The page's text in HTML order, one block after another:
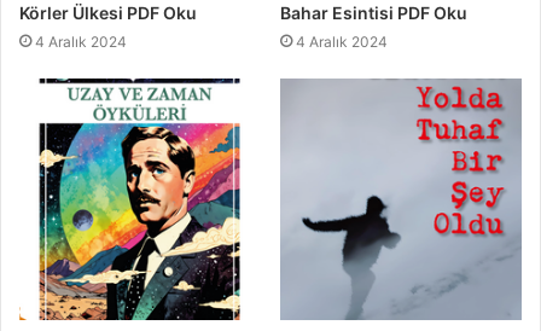
Körler Ülkesi PDF Oku
4 Aralık 2024
Bahar Esintisi PDF Oku
4 Aralık 2024